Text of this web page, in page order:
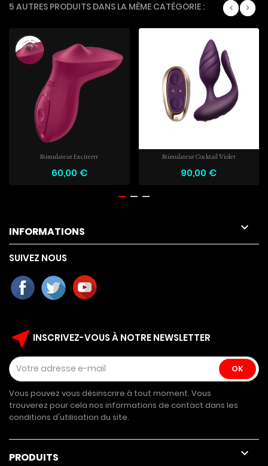
5 AUTRES PRODUITS DANS LA MÊME CATÉGORIE :
Stimulateur Exciterrr
60,00 €
Stimulateur Cocktail Violet
90,00 €
INFORMATIONS 
SUIVEZ NOUS
near_me INSCRIVEZ-VOUS À NOTRE NEWSLETTER
Vous pouvez vous désinscrire à tout moment. Vous
trouverez pour cela nos informations de contact dans les
conditions d'utilisation du site.
PRODUITS 